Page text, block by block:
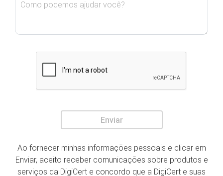
Enviar
Ao fornecer minhas informações pessoais e clicar em
Enviar, aceito receber comunicações sobre produtos e
serviços da DigiCert e concordo que a DigiCert e suas